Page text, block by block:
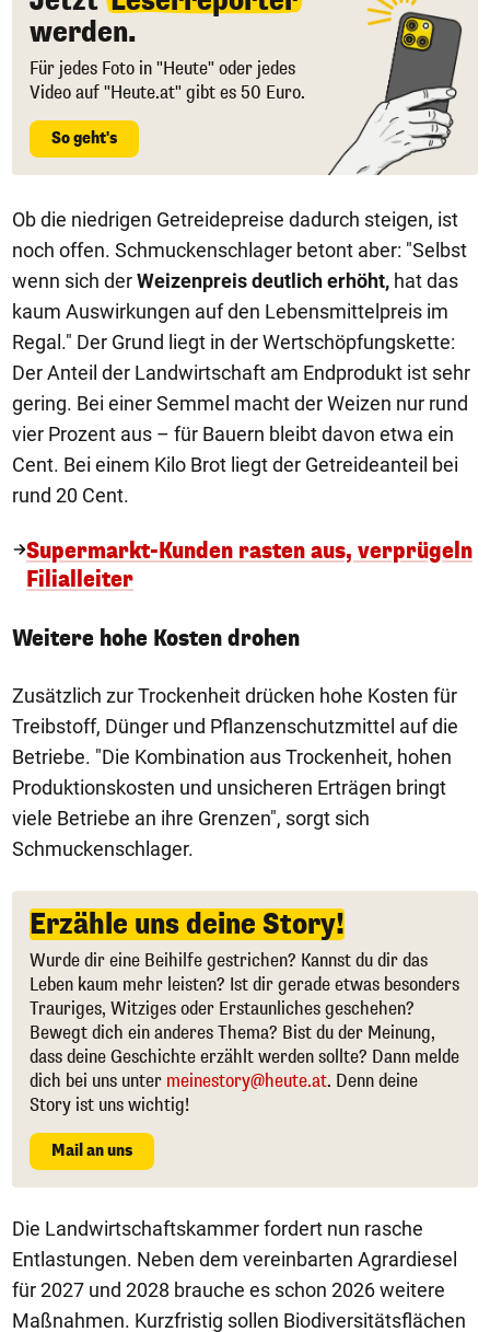
werden.
Für jedes Foto in "Heute" oder jedes
Video auf "Heute.at" gibt es 50 Euro.
So geht's
Ob die niedrigen Getreidepreise dadurch steigen, ist
noch offen. Schmuckenschlager betont aber: "Selbst
wenn sich derWeizenpreis deutlich erhöht, hat das
kaum Auswirkungen auf den Lebensmittelpreis im
Regal." Der Grund liegt in der Wertschöpfungskette:
Der Anteil der Landwirtschaft am Endprodukt ist sehr
gering. Bei einer Semmel macht der Weizen nur rund
vier Prozent aus – für Bauern bleibt davon etwa ein
Cent. Bei einem Kilo Brot liegt der Getreideanteil bei
rund 20 Cent.
Supermarkt-Kunden rasten aus, verprügeln
Filialleiter
Weitere hohe Kosten drohen
Zusätzlich zur Trockenheit drücken hohe Kosten für
Treibstoff, Dünger und Pflanzenschutzmittel auf die
Betriebe. "Die Kombination aus Trockenheit, hohen
Produktionskosten und unsicheren Erträgen bringt
viele Betriebe an ihre Grenzen", sorgt sich
Schmuckenschlager.
Erzähle uns deine Story!
Wurde dir eine Beihilfe gestrichen? Kannst du dir das
Leben kaum mehr leisten? Ist dir gerade etwas besonders
Trauriges, Witziges oder Erstaunliches geschehen?
Bewegt dich ein anderes Thema? Bist du der Meinung,
dass deine Geschichte erzählt werden sollte? Dann melde
dich bei uns unter meinestory@heute.at. Denn deine
Story ist uns wichtig!
Mail an uns
Die Landwirtschaftskammer fordert nun rasche
Entlastungen. Neben dem vereinbarten Agrardiesel
für 2027 und 2028 brauche es schon 2026 weitere
Maßnahmen. Kurzfristig sollen Biodiversitätsflächen